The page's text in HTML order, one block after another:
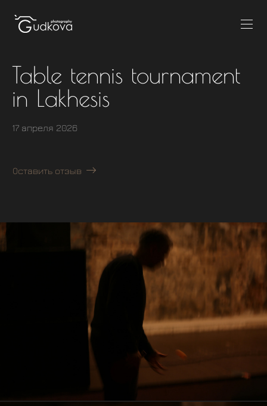
Table tennis tournament
in Lakhesis
17 апреля 2026
Оставить отзыв